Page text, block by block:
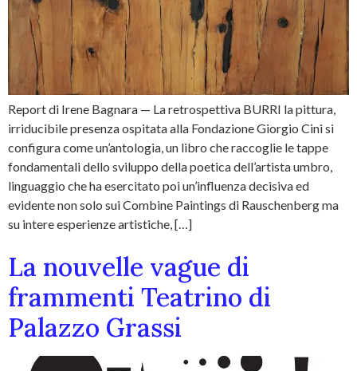
Report di Irene Bagnara — La retrospettiva BURRI la pittura,
irriducibile presenza ospitata alla Fondazione Giorgio Cini si
configura come un’antologia, un libro che raccoglie le tappe
fondamentali dello sviluppo della poetica dell’artista umbro,
linguaggio che ha esercitato poi un’influenza decisiva ed
evidente non solo sui Combine Paintings di Rauschenberg ma
su intere esperienze artistiche, […]
La nouvelle vague di
frammenti Teatrino di
Palazzo Grassi